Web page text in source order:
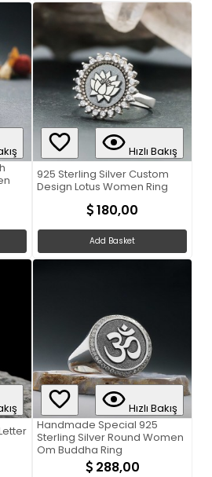
Hızlı Bakış
925 Sterling Silver Custom
Design Lotus Women Ring
180,00
Add Basket
Hızlı Bakış
Handmade Special 925
Sterling Silver Round Women
Om Buddha Ring
288,00